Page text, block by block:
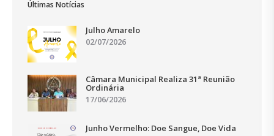
Últimas Notícias
Julho Amarelo
02/07/2026
Câmara Municipal Realiza 31ª Reunião
Ordinária
17/06/2026
Junho Vermelho: Doe Sangue, Doe Vida